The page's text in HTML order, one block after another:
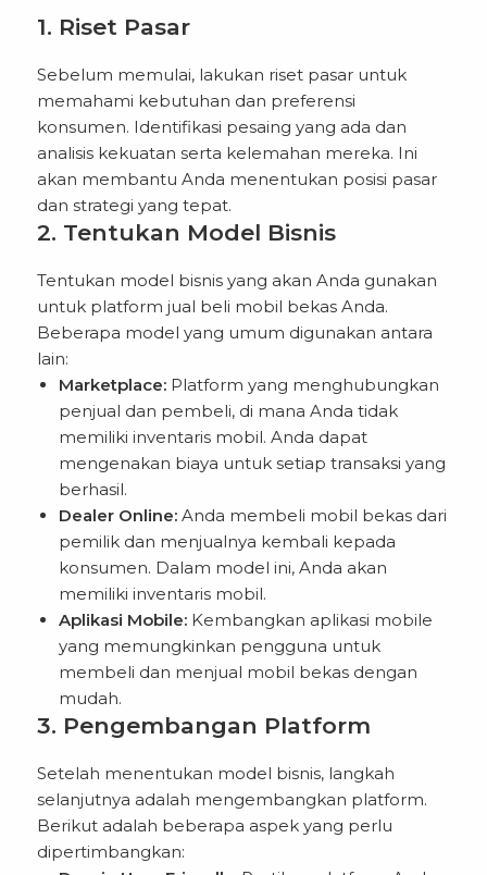
1. Riset Pasar
Sebelum memulai, lakukan riset pasar untuk
memahami kebutuhan dan preferensi
konsumen. Identifikasi pesaing yang ada dan
analisis kekuatan serta kelemahan mereka. Ini
akan membantu Anda menentukan posisi pasar
dan strategi yang tepat.
2. Tentukan Model Bisnis
Tentukan model bisnis yang akan Anda gunakan
untuk platform jual beli mobil bekas Anda.
Beberapa model yang umum digunakan antara
lain:
Marketplace: Platform yang menghubungkan
penjual dan pembeli, di mana Anda tidak
memiliki inventaris mobil. Anda dapat
mengenakan biaya untuk setiap transaksi yang
berhasil.
Dealer Online: Anda membeli mobil bekas dari
pemilik dan menjualnya kembali kepada
konsumen. Dalam model ini, Anda akan
memiliki inventaris mobil.
Aplikasi Mobile: Kembangkan aplikasi mobile
yang memungkinkan pengguna untuk
membeli dan menjual mobil bekas dengan
mudah.
3. Pengembangan Platform
Setelah menentukan model bisnis, langkah
selanjutnya adalah mengembangkan platform.
Berikut adalah beberapa aspek yang perlu
dipertimbangkan: